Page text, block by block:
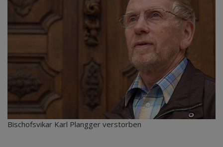
Bischofsvikar Karl Plangger verstorben